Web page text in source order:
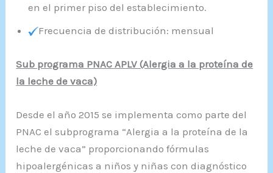
en el primer piso del establecimiento.
Frecuencia de distribución: mensual
Sub programa PNAC APLV (Alergia a la proteína de
la leche de vaca)
Desde el año 2015 se implementa como parte del
PNAC el subprograma “Alergia a la proteína de la
leche de vaca” proporcionando fórmulas
hipoalergénicas a niños y niñas con diagnóstico